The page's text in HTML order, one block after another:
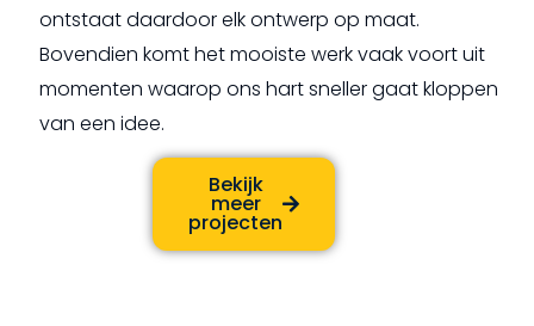
ontstaat daardoor elk ontwerp op maat.
Bovendien komt het mooiste werk vaak voort uit
momenten waarop ons hart sneller gaat kloppen
van een idee.
Bekijk
meer
projecten